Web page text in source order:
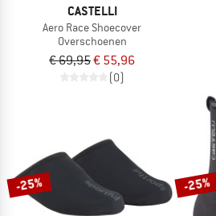
CASTELLI
Aero Race Shoecover
Overschoenen
€ 69,95€ 55,96
(0)
-25% -25%